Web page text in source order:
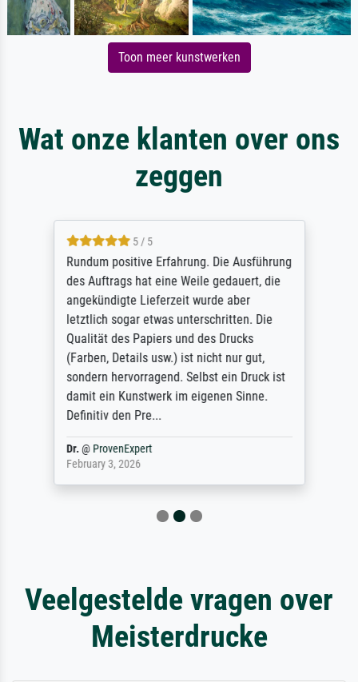
Toon meer kunstwerken
Wat onze klanten over ons
zeggen
5 / 5
Rundum positive Erfahrung. Die Ausführung
des Auftrags hat eine Weile gedauert, die
angekündigte Lieferzeit wurde aber
letztlich sogar etwas unterschritten. Die
Qualität des Papiers und des Drucks
(Farben, Details usw.) ist nicht nur gut,
sondern hervorragend. Selbst ein Druck ist
damit ein Kunstwerk im eigenen Sinne.
Definitiv den Pre...
Dr.@ ProvenExpert
February 3, 2026
Veelgestelde vragen over
Meisterdrucke